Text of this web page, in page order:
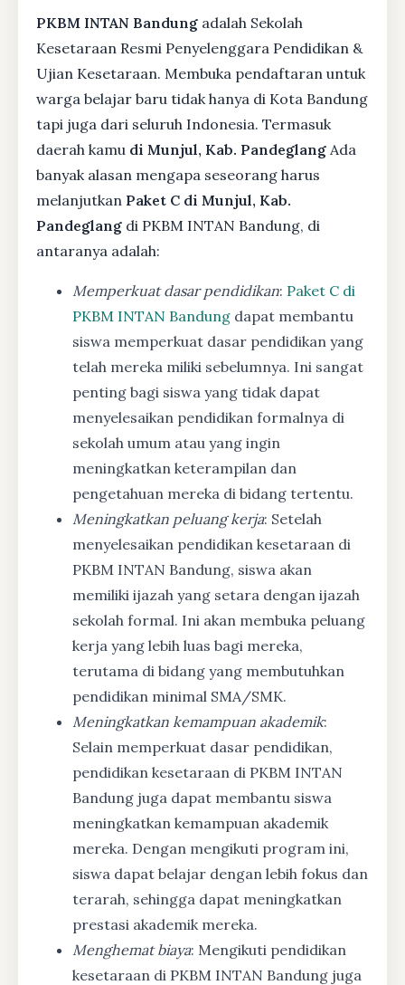
PKBM INTAN Bandung adalah Sekolah
Kesetaraan Resmi Penyelenggara Pendidikan &
Ujian Kesetaraan. Membuka pendaftaran untuk
warga belajar baru tidak hanya di Kota Bandung
tapi juga dari seluruh Indonesia. Termasuk
daerah kamu di Munjul, Kab. Pandeglang Ada
banyak alasan mengapa seseorang harus
melanjutkan Paket C di Munjul, Kab.
Pandeglang di PKBM INTAN Bandung, di
antaranya adalah:
Memperkuat dasar pendidikan: Paket C di
PKBM INTAN Bandung dapat membantu
siswa memperkuat dasar pendidikan yang
telah mereka miliki sebelumnya. Ini sangat
penting bagi siswa yang tidak dapat
menyelesaikan pendidikan formalnya di
sekolah umum atau yang ingin
meningkatkan keterampilan dan
pengetahuan mereka di bidang tertentu.
Meningkatkan peluang kerja: Setelah
menyelesaikan pendidikan kesetaraan di
PKBM INTAN Bandung, siswa akan
memiliki ijazah yang setara dengan ijazah
sekolah formal. Ini akan membuka peluang
kerja yang lebih luas bagi mereka,
terutama di bidang yang membutuhkan
pendidikan minimal SMA/SMK.
Meningkatkan kemampuan akademik:
Selain memperkuat dasar pendidikan,
pendidikan kesetaraan di PKBM INTAN
Bandung juga dapat membantu siswa
meningkatkan kemampuan akademik
mereka. Dengan mengikuti program ini,
siswa dapat belajar dengan lebih fokus dan
terarah, sehingga dapat meningkatkan
prestasi akademik mereka.
Menghemat biaya: Mengikuti pendidikan
kesetaraan di PKBM INTAN Bandung juga